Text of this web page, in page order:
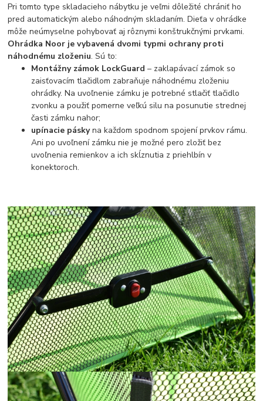
Pri tomto type skladacieho nábytku je veľmi dôležité chrániť ho
pred automatickým alebo náhodným skladaním. Dieťa v ohrádke
môže neúmyselne pohybovať aj rôznymi konštrukčnými prvkami.
Ohrádka Noor je vybavená dvomi typmi ochrany proti
náhodnému zloženiu. Sú to:
Montážny zámok LockGuard – zaklapávací zámok so
zaisťovacím tlačidlom zabraňuje náhodnému zloženiu
ohrádky. Na uvoľnenie zámku je potrebné stlačiť tlačidlo
zvonku a použiť pomerne veľkú silu na posunutie strednej
časti zámku nahor;
upínacie páskyna každom spodnom spojení prvkov rámu.
Ani po uvoľnení zámku nie je možné pero zložiť bez
uvoľnenia remienkov a ich skĺznutia z priehlbín v
konektoroch.